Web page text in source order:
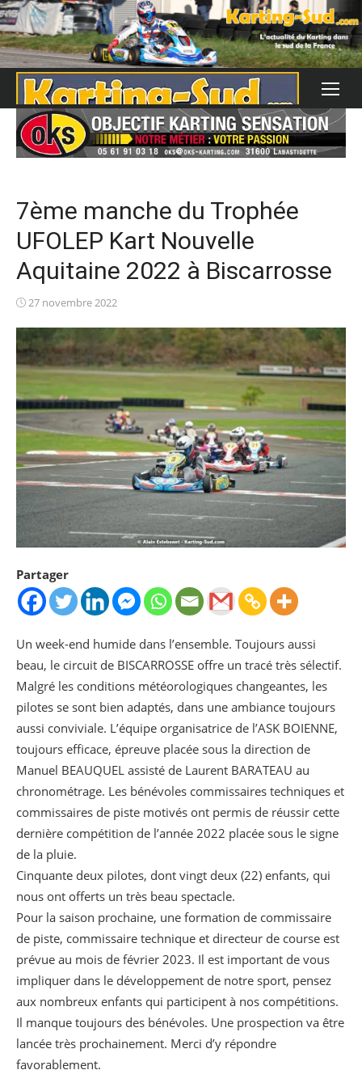
Skip
to
content
7ème manche du Trophée
UFOLEP Kart Nouvelle
Aquitaine 2022 à Biscarrosse
Posted
27 novembre 2022
Partager
Un week-end humide dans l’ensemble. Toujours aussi
beau, le circuit de BISCARROSSE offre un tracé très sélectif.
Malgré les conditions météorologiques changeantes, les
pilotes se sont bien adaptés, dans une ambiance toujours
aussi conviviale. L’équipe organisatrice de l’ASK BOIENNE,
toujours efficace, épreuve placée sous la direction de
Manuel BEAUQUEL assisté de Laurent BARATEAU au
chronométrage. Les bénévoles commissaires techniques et
commissaires de piste motivés ont permis de réussir cette
dernière compétition de l’année 2022 placée sous le signe
de la pluie.
Cinquante deux pilotes, dont vingt deux (22) enfants, qui
nous ont offerts un très beau spectacle.
Pour la saison prochaine, une formation de commissaire
de piste, commissaire technique et directeur de course est
prévue au mois de février 2023. Il est important de vous
impliquer dans le développement de notre sport, pensez
aux nombreux enfants qui participent à nos compétitions.
Il manque toujours des bénévoles. Une prospection va être
lancée très prochainement. Merci d’y répondre
favorablement.